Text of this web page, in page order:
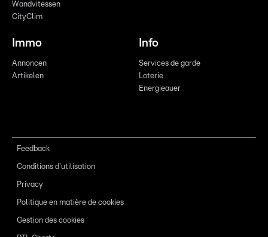
Wandvitessen
CityClim
Immo
Annoncen
Artikelen
Info
Services de garde
Loterie
Energieauer
Feedback
Conditions d'utilisation
Privacy
Politique en matière de cookies
Gestion des cookies